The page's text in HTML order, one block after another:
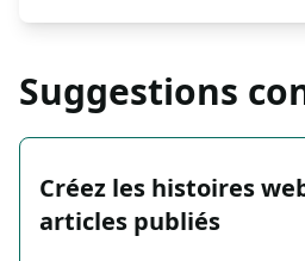
Suggestions
Créez les histoires
articles publiés